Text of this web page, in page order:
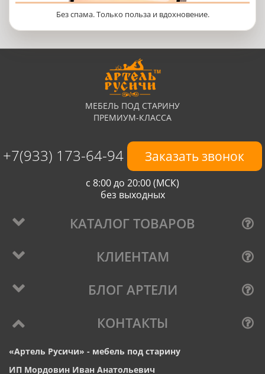
Без спама. Только польза и вдохновение.
МЕБЕЛЬ ПОД СТАРИНУ
ПРЕМИУМ-КЛАССА
+7(933) 173-64-94 Заказать звонок
с 8:00 до 20:00 (МСК)
без выходных
КАТАЛОГ ТОВАРОВ
КЛИЕНТАМ
БЛОГ АРТЕЛИ
КОНТАКТЫ
«Артель Русичи» - мебель под старину
ИП Мордовин Иван Анатольевич